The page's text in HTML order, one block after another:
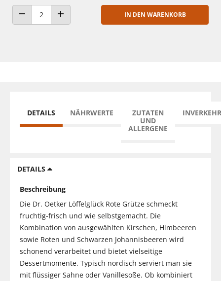
ANZAHL VERRINGERNANZAHL ERHÖHEN
IN DEN WARENKORB
DETAILS NÄHRWERTE
ZUTATEN
UND
ALLERGENE
DETAILS
Beschreibung
Die Dr. Oetker Löffelglück Rote Grütze schmeckt
fruchtig-frisch und wie selbstgemacht. Die
Kombination von ausgewählten Kirschen, Himbeeren
sowie Roten und Schwarzen Johannisbeeren wird
schonend verarbeitet und bietet vielseitige
Dessertmomente. Typisch nordisch serviert man sie
mit flüssiger Sahne oder Vanillesoße. Ob kombiniert